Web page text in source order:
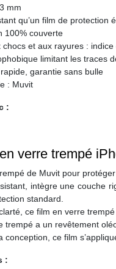
mm
qu’un film de protection
100% couverte
chocs et aux rayures :
limitant les traces
garantie sans bulle
: Muvit
:
verre trempé
de Muvit pour
intègre une couche
standard.
ce film en verre
trempé a un revêtement
conception, ce film
: